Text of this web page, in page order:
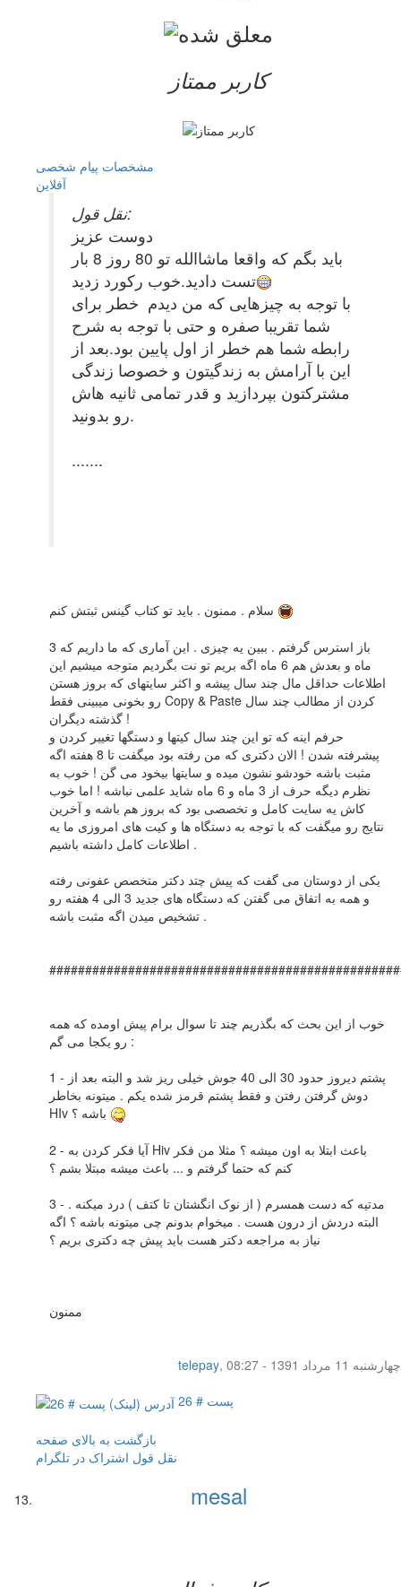
کاربر ممتاز
مشخصات پیام شخصی
آفلاين
نقل قول:
دوست عزیز
باید بگم که واقعا ماشاالله تو 80 روز 8 بار
تست دادید.خوب رکورد زدید
با توجه به چیزهایی که من دیدم خطر برای
شما تقریبا صفره و حتی با توجه به شرح
رابطه شما هم خطر از اول پایین بود.بعد از
این با آرامش به زندگیتون و خصوصا زندگی
مشترکتون بپردازید و قدر تمامی ثانیه هاش
رو بدونید.
.......
باز استرس گرفتم . ببین یه چیزی . این آماری که ما داریم که 3
ماه و بعدش هم 6 ماه اگه بریم تو نت بگردیم متوجه میشیم این
اطلاعات حداقل مال چند سال پیشه و اکثر سایتهای که بروز هستن
رو بخونی میبینی فقط Copy & Paste کردن از مطالب چند سال
گذشته دیگران !
حرفم اینه که تو این چند سال کیتها و دستگها تغییر کردن و
پیشرفته شدن ! الان دکتری که من رفته بود میگفت تا 8 هفته اگه
مثبت باشه خودشو نشون میده و سایتها بیخود می گن ! خوب به
نظرم دیگه حرف از 3 ماه و 6 ماه شاید علمی نباشه ! اما خوب
کاش یه سایت کامل و تخصصی بود که بروز هم باشه و آخرین
نتایج رو میگفت که با توجه به دستگاه ها و کیت های امروزی ما یه
اطلاعات کامل داشته باشیم .
یکی از دوستان می گفت که پیش چتد دکتر متخصص عفونی رفته
و همه به اتفاق می گفتن که دستگاه های جدید 3 الی 4 هفته رو
تشخیص میدن اگه مثبت باشه .
خوب از این بحث که بگذریم چند تا سوال برام پیش اومده که همه
رو یکجا می گم :
1 - پشتم دیروز حدود 30 الی 40 جوش خیلی ریز شد و البته بعد از
دوش گرفتن رفتن و فقط پشتم قرمز شده یکم . میتونه بخاطر
2 - آیا فکر کردن به Hiv باعث ابتلا به اون میشه ؟ مثلا من فکر
کنم که حتما گرفتم و ... باعث میشه مبتلا بشم ؟
3 - مدتیه که دست همسرم ( از نوک انگشتان تا کتف ) درد میکنه .
البته دردش از درون هست . میخوام بدونم چی میتونه باشه ؟ اگه
نیاز به مراجعه دکتر هست باید پیش چه دکتری بریم ؟
ممنون
telepay,
چهار‌شنبه 11 مرداد 1391 - 08:27
پست # 26
بازگشت به بالای صفحه
نقل قول اشتراک در تلگرام
mesal